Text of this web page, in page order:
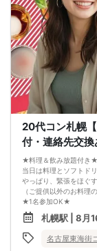
4. イベントページ内の
数、男女比率と異なる
5. 当日は店舗の外では
で来た」旨をお伝えくだ
6. お釣りの用意はござ
7. 当日は年齢確認の
ことが発覚した場合、
8. 15分以上の遅刻はキ
9. 当日受付にお越しに
10. イベント中止に伴
泊費、通信費等の返金
お申し込みが完了した
8/15(土)アラサー夜コン
20代コン札幌
付・連絡先交
★料理＆飲み放題付き★
当日は料理とソフトド
やっぱり、緊張をほぐ
（ご提供以外のお料理
★1名参加OK★
他の1名参加の方とペア
基本的には２：２のグ
（１：１でのトークは
★プロフィールカード
札幌駅 | 8月
名古屋東海街